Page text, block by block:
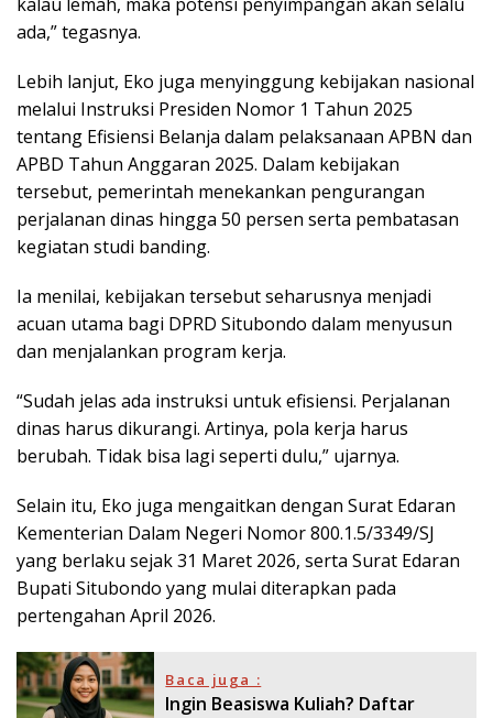
ada,” tegasnya.
Lebih lanjut, Eko juga menyinggung kebijakan nasional
melalui Instruksi Presiden Nomor 1 Tahun 2025
tentang Efisiensi Belanja dalam pelaksanaan APBN dan
APBD Tahun Anggaran 2025. Dalam kebijakan
tersebut, pemerintah menekankan pengurangan
perjalanan dinas hingga 50 persen serta pembatasan
kegiatan studi banding.
Ia menilai, kebijakan tersebut seharusnya menjadi
acuan utama bagi DPRD Situbondo dalam menyusun
dan menjalankan program kerja.
“Sudah jelas ada instruksi untuk efisiensi. Perjalanan
dinas harus dikurangi. Artinya, pola kerja harus
berubah. Tidak bisa lagi seperti dulu,” ujarnya.
Selain itu, Eko juga mengaitkan dengan Surat Edaran
Kementerian Dalam Negeri Nomor 800.1.5/3349/SJ
yang berlaku sejak 31 Maret 2026, serta Surat Edaran
Bupati Situbondo yang mulai diterapkan pada
pertengahan April 2026.
Baca juga :
Ingin Beasiswa Kuliah? Daftar